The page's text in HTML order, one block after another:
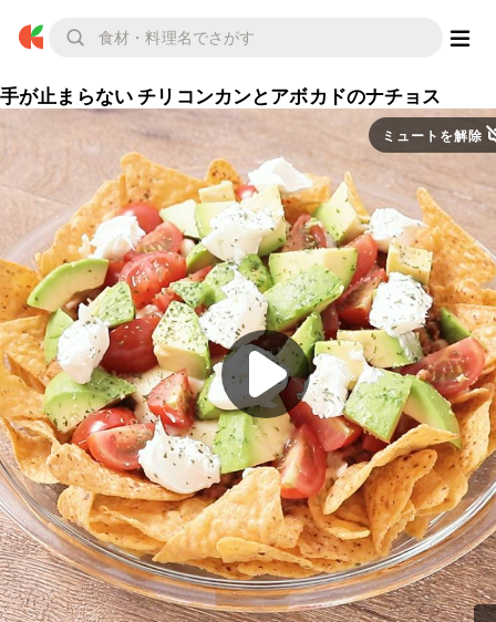
手が止まらない チリコンカンとアボカドのナチョス
ミュートを解除